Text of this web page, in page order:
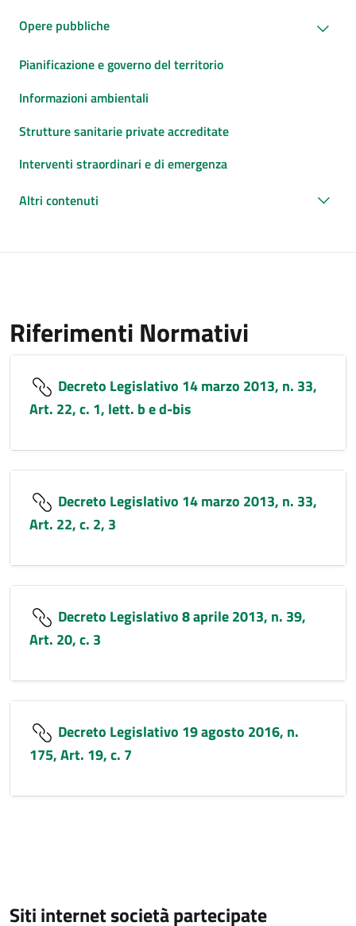
Opere pubbliche
Pianificazione e governo del territorio
Informazioni ambientali
Strutture sanitarie private accreditate
Interventi straordinari e di emergenza
Altri contenuti
Riferimenti Normativi
Decreto Legislativo 14 marzo 2013, n. 33,
Art. 22, c. 1, lett. b e d-bis
Decreto Legislativo 14 marzo 2013, n. 33,
Art. 22, c. 2, 3
Decreto Legislativo 8 aprile 2013, n. 39,
Art. 20, c. 3
Decreto Legislativo 19 agosto 2016, n.
175, Art. 19, c. 7
Siti internet società partecipate